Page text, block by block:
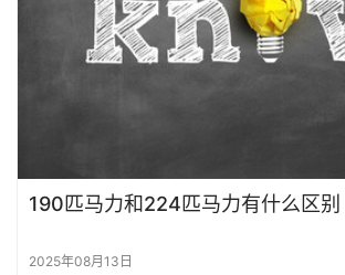
190匹马力和224匹马力有什么区别
2025年08月13日